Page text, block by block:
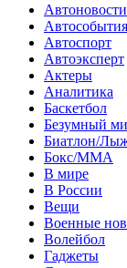
Автоновости
Автособытия
Автоспорт
Автоэксперт
Актеры
Аналитика
Баскетбол
Безумный
Биатлон/
Бокс/MMA
В мире
В России
Вещи
Военные
Волейбол
Гаджеты